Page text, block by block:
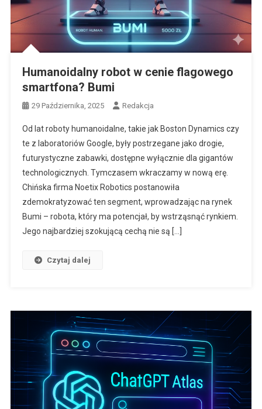
Humanoidalny robot w cenie flagowego
smartfona? Bumi
29 Października, 2025 Redakcja
Od lat roboty humanoidalne, takie jak Boston Dynamics czy
te z laboratoriów Google, były postrzegane jako drogie,
futurystyczne zabawki, dostępne wyłącznie dla gigantów
technologicznych. Tymczasem wkraczamy w nową erę.
Chińska firma Noetix Robotics postanowiła
zdemokratyzować ten segment, wprowadzając na rynek
Bumi – robota, który ma potencjał, by wstrząsnąć rynkiem.
Jego najbardziej szokującą cechą nie są […]
Czytaj dalej